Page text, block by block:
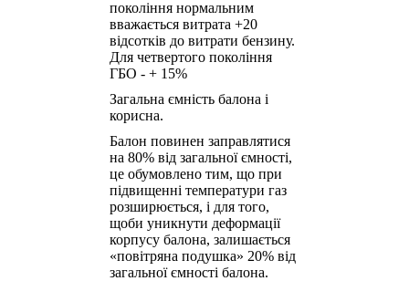
покоління нормальним
вважається витрата +20
відсотків до витрати бензину.
Для четвертого покоління
ГБО - + 15%
Загальна ємність балона і
корисна.
Балон повинен заправлятися
на 80% від загальної ємності,
це обумовлено тим, що при
підвищенні температури газ
розширюється, і для того,
щоби уникнути деформації
корпусу балона, залишається
«повітряна подушка» 20% від
загальної ємності балона.